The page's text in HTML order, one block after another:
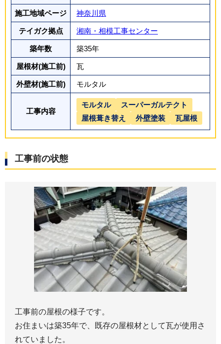
施工地域ページ 神奈川県
テイガク拠点 湘南・相模工事センター
築年数 築35年
屋根材(施工前) 瓦
外壁材(施工前) モルタル
工事内容
モルタル
スーパーガルテクト
屋根葺き替え
外壁塗装 瓦屋根
工事前の状態
工事前の屋根の様子です。
お住まいは築35年で、既存の屋根材として瓦が使用さ
れていました。